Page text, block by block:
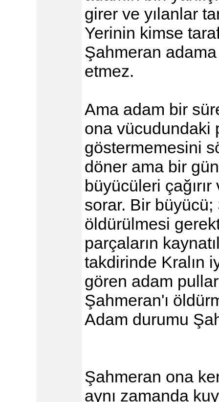
girer ve yılanlar
Yerinin kimse
Şahmeran
etmez.
Ama adam bir
ona vücudundaki
göstermemesini
döner ama bir gün
büyücüleri
sorar. Bir büyücü;
öldürülmesi
parçaların
takdirinde Kralın
gören adam
Şahmeran'ı
Adam durumu
Şahmeran ona
aynı zamanda